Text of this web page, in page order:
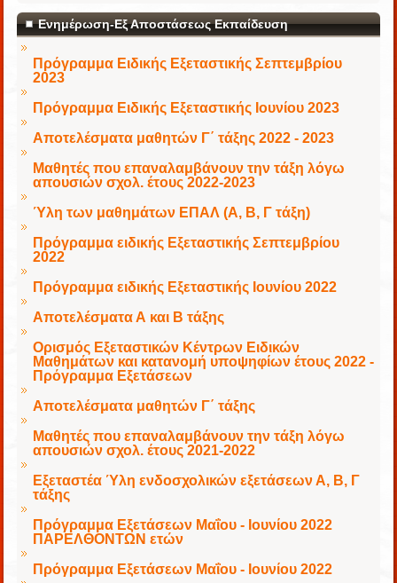
Ενημέρωση-Εξ Αποστάσεως Εκπαίδευση
Πρόγραμμα Ειδικής Εξεταστικής Σεπτεμβρίου
2023
Πρόγραμμα Ειδικής Εξεταστικής Ιουνίου 2023
Αποτελέσματα μαθητών Γ΄ τάξης 2022 - 2023
Μαθητές που επαναλαμβάνουν την τάξη λόγω
απουσιών σχολ. έτους 2022-2023
Ύλη των μαθημάτων ΕΠΑΛ (Α, Β, Γ τάξη)
Πρόγραμμα ειδικής Εξεταστικής Σεπτεμβρίου
2022
Πρόγραμμα ειδικής Εξεταστικής Ιουνίου 2022
Αποτελέσματα Α και Β τάξης
Ορισμός Εξεταστικών Κέντρων Ειδικών
Μαθημάτων και κατανομή υποψηφίων έτους 2022 -
Πρόγραμμα Εξετάσεων
Αποτελέσματα μαθητών Γ΄ τάξης
Μαθητές που επαναλαμβάνουν την τάξη λόγω
απουσιών σχολ. έτους 2021-2022
Εξεταστέα Ύλη ενδοσχολικών εξετάσεων Α, Β, Γ
τάξης
Πρόγραμμα Εξετάσεων Μαΐου - Ιουνίου 2022
ΠΑΡΕΛΘΟΝΤΩΝ ετών
Πρόγραμμα Εξετάσεων Μαΐου - Ιουνίου 2022